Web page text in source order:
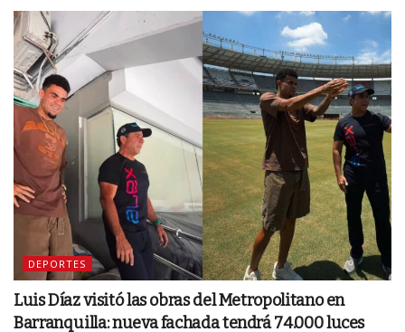
DEPORTES
Luis Díaz visitó las obras del Metropolitano en
Barranquilla: nueva fachada tendrá 74.000 luces